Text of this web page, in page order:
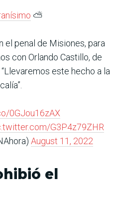
⛅️
el penal de Misiones, para
con Orlando Castillo, de
este hecho a la
0GJou16zAX
G3P4z79ZHR
August 11, 2022
el